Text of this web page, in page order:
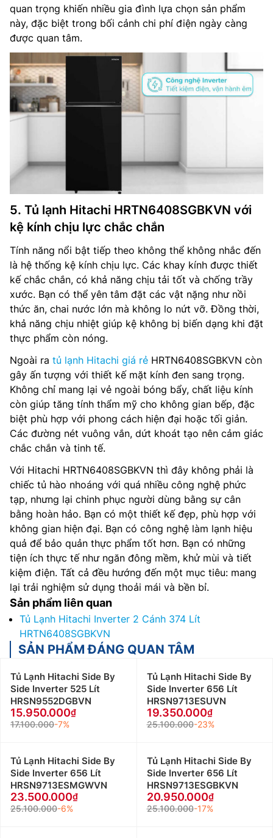
quan trọng khiến nhiều gia đình lựa chọn sản phẩm
này, đặc biệt trong bối cảnh chi phí điện ngày càng
được quan tâm.
5. Tủ lạnh Hitachi HRTN6408SGBKVN với
kệ kính chịu lực chắc chắn
Tính năng nổi bật tiếp theo không thể không nhắc đến
là hệ thống kệ kính chịu lực. Các khay kính được thiết
kế chắc chắn, có khả năng chịu tải tốt và chống trầy
xước. Bạn có thể yên tâm đặt các vật nặng như nồi
thức ăn, chai nước lớn mà không lo nứt vỡ. Đồng thời,
khả năng chịu nhiệt giúp kệ không bị biến dạng khi đặt
thực phẩm còn nóng.
Ngoài ra tủ lạnh Hitachi giá rẻ HRTN6408SGBKVN còn
gây ấn tượng với thiết kế mặt kính đen sang trọng.
Không chỉ mang lại vẻ ngoài bóng bẩy, chất liệu kính
còn giúp tăng tính thẩm mỹ cho không gian bếp, đặc
biệt phù hợp với phong cách hiện đại hoặc tối giản.
Các đường nét vuông vắn, dứt khoát tạo nên cảm giác
chắc chắn và tinh tế.
Với Hitachi HRTN6408SGBKVN thì đây không phải là
chiếc tủ hào nhoáng với quá nhiều công nghệ phức
tạp, nhưng lại chinh phục người dùng bằng sự cân
bằng hoàn hảo. Bạn có một thiết kế đẹp, phù hợp với
không gian hiện đại. Bạn có công nghệ làm lạnh hiệu
quả để bảo quản thực phẩm tốt hơn. Bạn có những
tiện ích thực tế như ngăn đông mềm, khử mùi và tiết
kiệm điện. Tất cả đều hướng đến một mục tiêu: mang
lại trải nghiệm sử dụng thoải mái và bền bỉ.
Sản phẩm liên quan
Tủ Lạnh Hitachi Inverter 2 Cánh 374 Lít
HRTN6408SGBKVN
SẢN PHẨM ĐÁNG QUAN TÂM
Tủ Lạnh Hitachi Side By
Side Inverter 525 Lít
HRSN9552DGBVN
15.950.000
17.100.000-7%
Tủ Lạnh Hitachi Side By
Side Inverter 656 Lít
HRSN9713ESUVN
19.350.000
25.100.000-23%
Tủ Lạnh Hitachi Side By
Side Inverter 656 Lít
HRSN9713ESMGWVN
23.500.000
25.100.000-6%
Tủ Lạnh Hitachi Side By
Side Inverter 656 Lít
HRSN9713ESGBKVN
20.950.000
25.100.000-17%